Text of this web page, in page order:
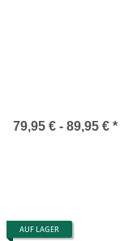
79,95 € - 89,95 € *
AUF LAGER